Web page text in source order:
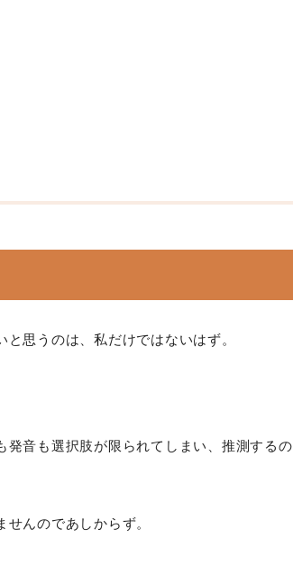
思うのは、私だけではないはず。
発音も選択肢が限られてしまい、推測するの
んのであしからず。